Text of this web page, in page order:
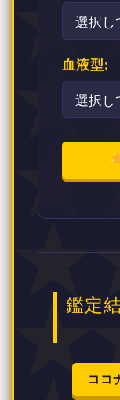
血液型:
鑑定
ココ